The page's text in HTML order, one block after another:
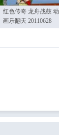
红色传奇 龙舟战鼓 动
画乐翻天 20110628